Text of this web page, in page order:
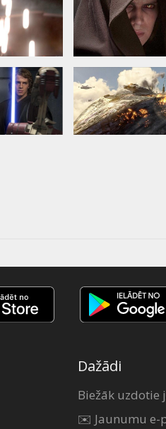
Dažādi
Biežāk uzdotie
✉️ Jaunumu e-